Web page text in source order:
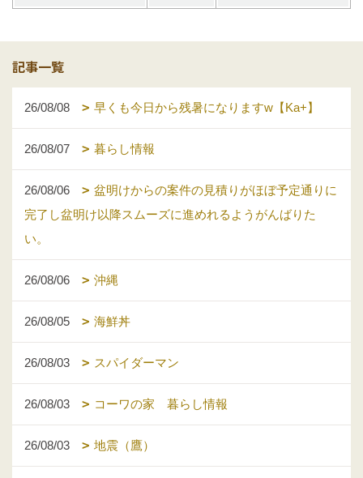
記事一覧
26/08/08 早くも今日から残暑になりますw【Ka+】
26/08/07 暮らし情報
26/08/06
盆明けからの案件の見積りがほぼ予定通りに
完了し盆明け以降スムーズに進めれるようがんばりた
い。
26/08/06 沖縄
26/08/05 海鮮丼
26/08/03 スパイダーマン
26/08/03 コーワの家 暮らし情報
26/08/03 地震（鷹）